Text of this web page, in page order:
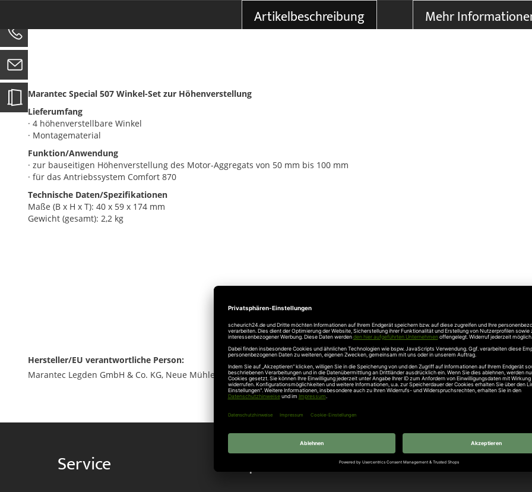
Artikelbeschreibung Mehr
Marantec Special 507 Winkel-Set zur Höhenverstellung
Lieferumfang
· 4 höhenverstellbare Winkel
· Montagematerial
Funktion/Anwendung
· zur bauseitigen Höhenverstellung des Motor-Aggregats von 50 mm bis 100 mm
· für das Antriebssystem Comfort 870
Technische Daten/Spezifikationen
Maße (B x H x T): 40 x 59 x 174 mm
Gewicht (gesamt): 2,2 kg
Angaben zur Produktsicherheit
Hersteller/EU verantwortliche Person:
Marantec Legden GmbH & Co. KG, Neue Mühle 4, 48739 Legden, Telefon +49 2566 9336-0 , sales@marantec.com
Service Shop Unternehmen